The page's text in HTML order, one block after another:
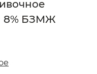
8% БЗМЖ